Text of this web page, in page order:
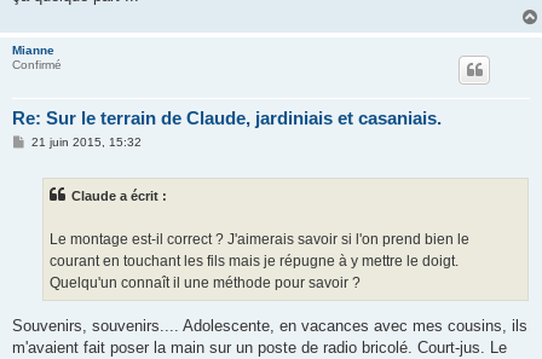
Mianne
Confirmé
Re: Sur le terrain de Claude, jardiniais et casaniais.
M21 juin 2015, 15:32
Claude a écrit :
Le montage est-il correct ? J'aimerais savoir si l'on prend bien le
courant en touchant les fils mais je répugne à y mettre le doigt.
Quelqu'un connaît il une méthode pour savoir ?
Souvenirs, souvenirs.... Adolescente, en vacances avec mes cousins, ils
m'avaient fait poser la main sur un poste de radio bricolé. Court-jus. Le